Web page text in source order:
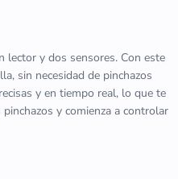
lector y dos sensores. Con este
sin necesidad de pinchazos
y en tiempo real, lo que te
y comienza a controlar